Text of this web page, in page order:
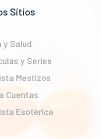
Sitios
y Salud
y Series
Mestizos
Cuentas
Esotérica